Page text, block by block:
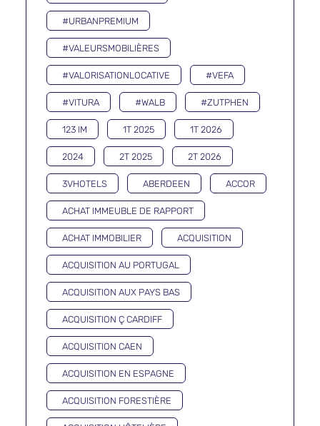
#URBANPREMIUM
#VALEURSMOBILIÈRES
#VALORISATIONLOCATIVE #VEFA
#VITURA #WALB #ZUTPHEN
123 IM 1T 2025 1T 2026
2024 2T 2025 2T 2026
3VHOTELS ABERDEEN ACCOR
ACHAT IMMEUBLE DE RAPPORT
ACHAT IMMOBILIER ACQUISITION
ACQUISITION AU PORTUGAL
ACQUISITION AUX PAYS BAS
ACQUISITION Ç CARDIFF
ACQUISITION CAEN
ACQUISITION EN ESPAGNE
ACQUISITION FORESTIÈRE